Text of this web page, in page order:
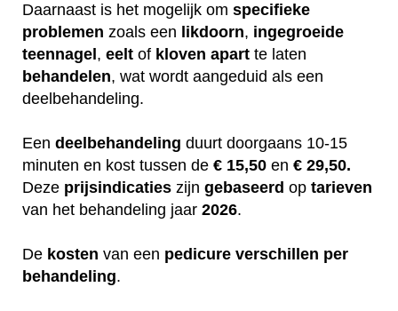
Daarnaast is het mogelijk om specifieke
problemen zoals een likdoorn, ingegroeide
teennagel , eelt of kloven apart te laten
behandelen, wat wordt aangeduid als een
deelbehandeling.
Een deelbehandeling duurt doorgaans 10-15
minuten en kost tussen de € 15,50 en € 29,50.
Deze prijsindicaties zijn gebaseerd op tarieven
van het behandeling jaar 2026.
De kosten van een pedicure verschillen per
behandeling.